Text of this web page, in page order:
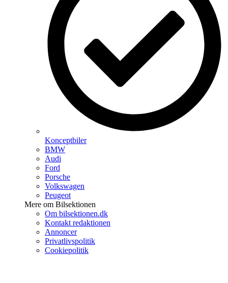
Konceptbiler
BMW
Audi
Ford
Porsche
Volkswagen
Peugeot
Mere om Bilsektionen
Om bilsektionen.dk
Kontakt redaktionen
Annoncer
Privatlivspolitik
Cookiepolitik